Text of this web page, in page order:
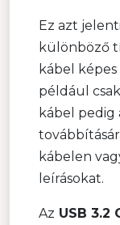
Ez azt
különböző
kábel
például
kábel pedig
kábelen
leírásokat.
Az USB 3.2